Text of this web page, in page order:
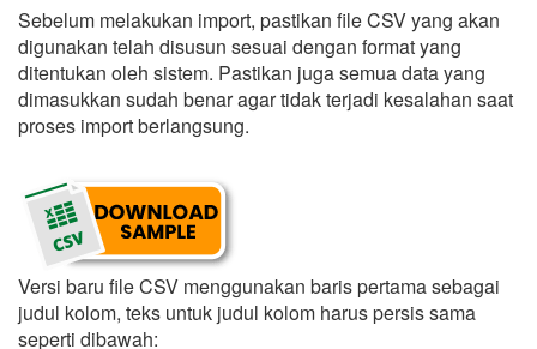
Sebelum melakukan import, pastikan file CSV yang akan
digunakan telah disusun sesuai dengan format yang
ditentukan oleh sistem. Pastikan juga semua data yang
dimasukkan sudah benar agar tidak terjadi kesalahan saat
proses import berlangsung.
Versi baru file CSV menggunakan baris pertama sebagai
judul kolom, teks untuk judul kolom harus persis sama
seperti dibawah: